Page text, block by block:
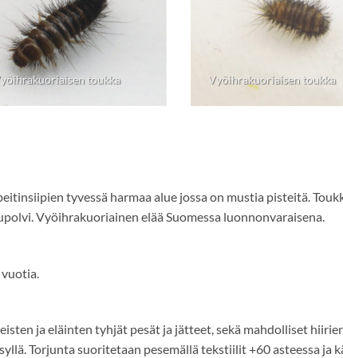
toukka Vyöihrakuoriaisen toukka
tyvessä harmaa alue jossa on mustia pisteitä.
Vyöihrakuoriainen elää Suomessa luonnonvaraisena.
ja eläinten tyhjät pesät ja jätteet, sekä mahdolliset
Torjunta suoritetaan pesemällä tekstiilit +60 asteessa